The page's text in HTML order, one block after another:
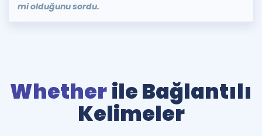
mi olduğunu sordu.
Whetherile Bağlantılı
Kelimeler